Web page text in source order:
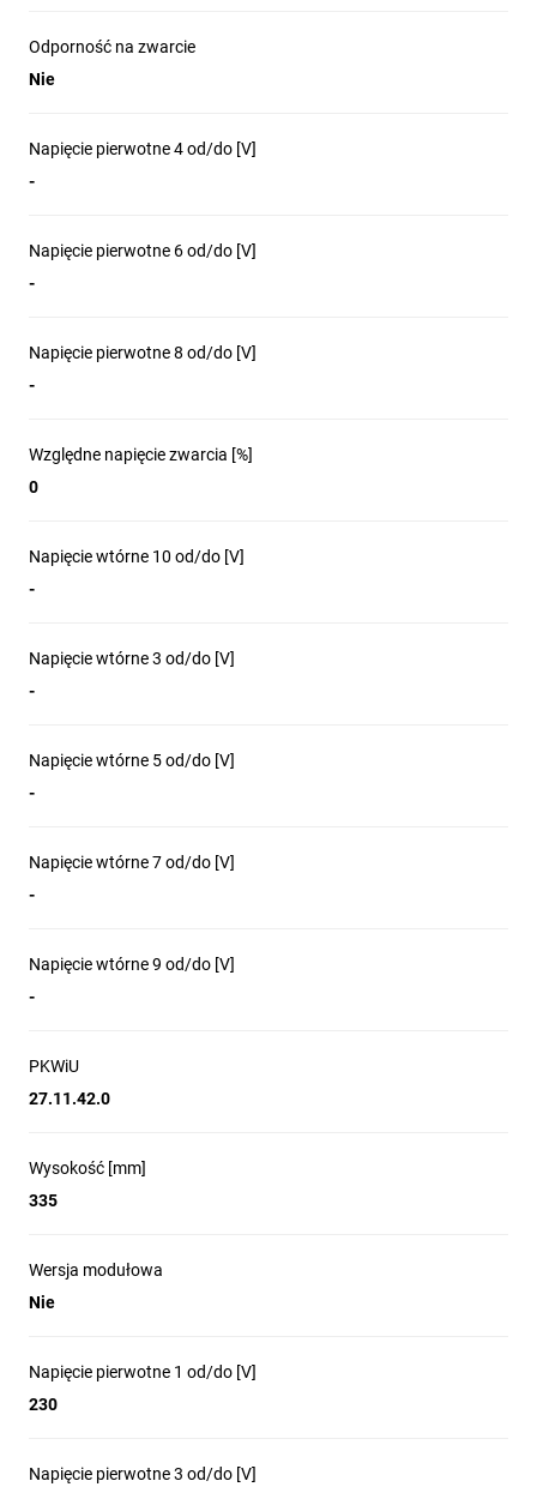
Odporność na zwarcie
Nie
Napięcie pierwotne 4 od/do [V]
-
Napięcie pierwotne 6 od/do [V]
-
Napięcie pierwotne 8 od/do [V]
-
Względne napięcie zwarcia [%]
0
Napięcie wtórne 10 od/do [V]
-
Napięcie wtórne 3 od/do [V]
-
Napięcie wtórne 5 od/do [V]
-
Napięcie wtórne 7 od/do [V]
-
Napięcie wtórne 9 od/do [V]
-
PKWiU
27.11.42.0
Wysokość [mm]
335
Wersja modułowa
Nie
Napięcie pierwotne 1 od/do [V]
230
Napięcie pierwotne 3 od/do [V]